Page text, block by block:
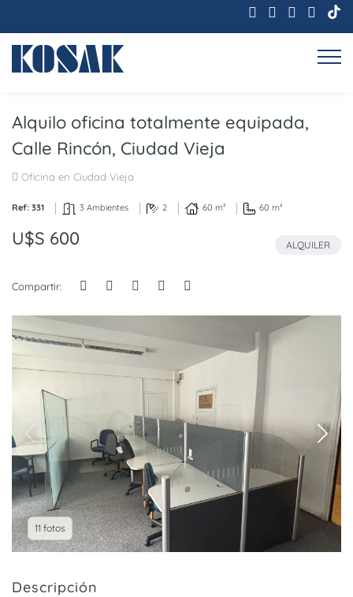
Alquilo oficina totalmente equipada,
Calle Rincón, Ciudad Vieja
Oficina en Ciudad Vieja
Ref: 331 3 Ambientes 2 60 m² 60 m²
U$S 600 ALQUILER
Compartir:
11 fotos
Descripción